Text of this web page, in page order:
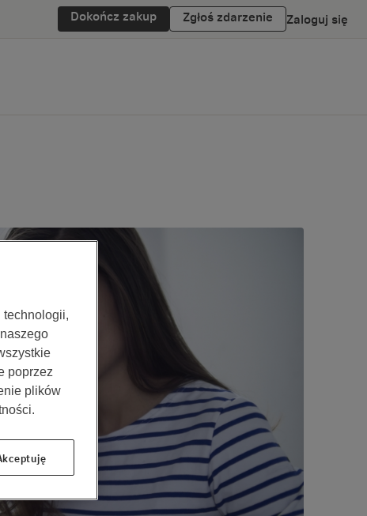
Dokończ zakup Zgłoś zdarzenie Zaloguj się
technologii,
poprzez
plików